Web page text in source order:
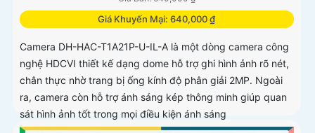
Giá Khuyến Mại: 640,000 ₫
Camera DH-HAC-T1A21P-U-IL-A là một dòng camera công
nghệ HDCVI thiết kế dạng dome hỗ trợ ghi hình ảnh rõ nét,
chân thực nhờ trang bị ống kính độ phân giải 2MP. Ngoài
ra, camera còn hỗ trợ ánh sáng kép thông minh giúp quan
sát hình ảnh tốt trong mọi điều kiện ánh sáng